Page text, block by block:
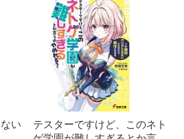
い
テスターですけど、このネト